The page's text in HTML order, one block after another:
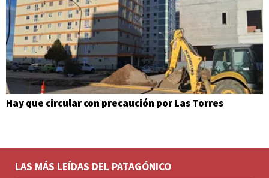
Hay que circular con precaución por Las Torres
LAS MÁS LEÍDAS DEL PATAGÓNICO